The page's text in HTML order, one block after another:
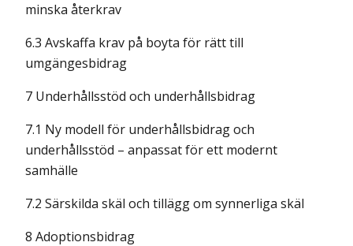
minska återkrav
6.3 Avskaffa krav på boyta för rätt till
umgängesbidrag
7 Underhållsstöd och underhållsbidrag
7.1 Ny modell för underhållsbidrag och
underhållsstöd – anpassat för ett modernt
samhälle
7.2 Särskilda skäl och tillägg om synnerliga skäl
8 Adoptionsbidrag